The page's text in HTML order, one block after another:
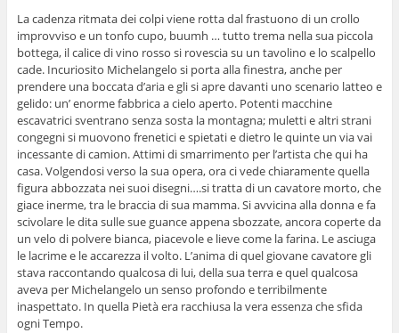
La cadenza ritmata dei colpi viene rotta dal frastuono di un crollo
improvviso e un tonfo cupo, buumh … tutto trema nella sua piccola
bottega, il calice di vino rosso si rovescia su un tavolino e lo scalpello
cade. Incuriosito Michelangelo si porta alla finestra, anche per
prendere una boccata d’aria e gli si apre davanti uno scenario latteo e
gelido: un’ enorme fabbrica a cielo aperto. Potenti macchine
escavatrici sventrano senza sosta la montagna; muletti e altri strani
congegni si muovono frenetici e spietati e dietro le quinte un via vai
incessante di camion. Attimi di smarrimento per l’artista che qui ha
casa. Volgendosi verso la sua opera, ora ci vede chiaramente quella
figura abbozzata nei suoi disegni….si tratta di un cavatore morto, che
giace inerme, tra le braccia di sua mamma. Si avvicina alla donna e fa
scivolare le dita sulle sue guance appena sbozzate, ancora coperte da
un velo di polvere bianca, piacevole e lieve come la farina. Le asciuga
le lacrime e le accarezza il volto. L’anima di quel giovane cavatore gli
stava raccontando qualcosa di lui, della sua terra e quel qualcosa
aveva per Michelangelo un senso profondo e terribilmente
inaspettato. In quella Pietà era racchiusa la vera essenza che sfida
ogni Tempo.